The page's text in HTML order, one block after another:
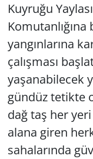
Kuyruğu
yangınlarına
çalışması
yaşanabilecek
gündüz tetikte
dağ taş her
alana giren
sahalarında